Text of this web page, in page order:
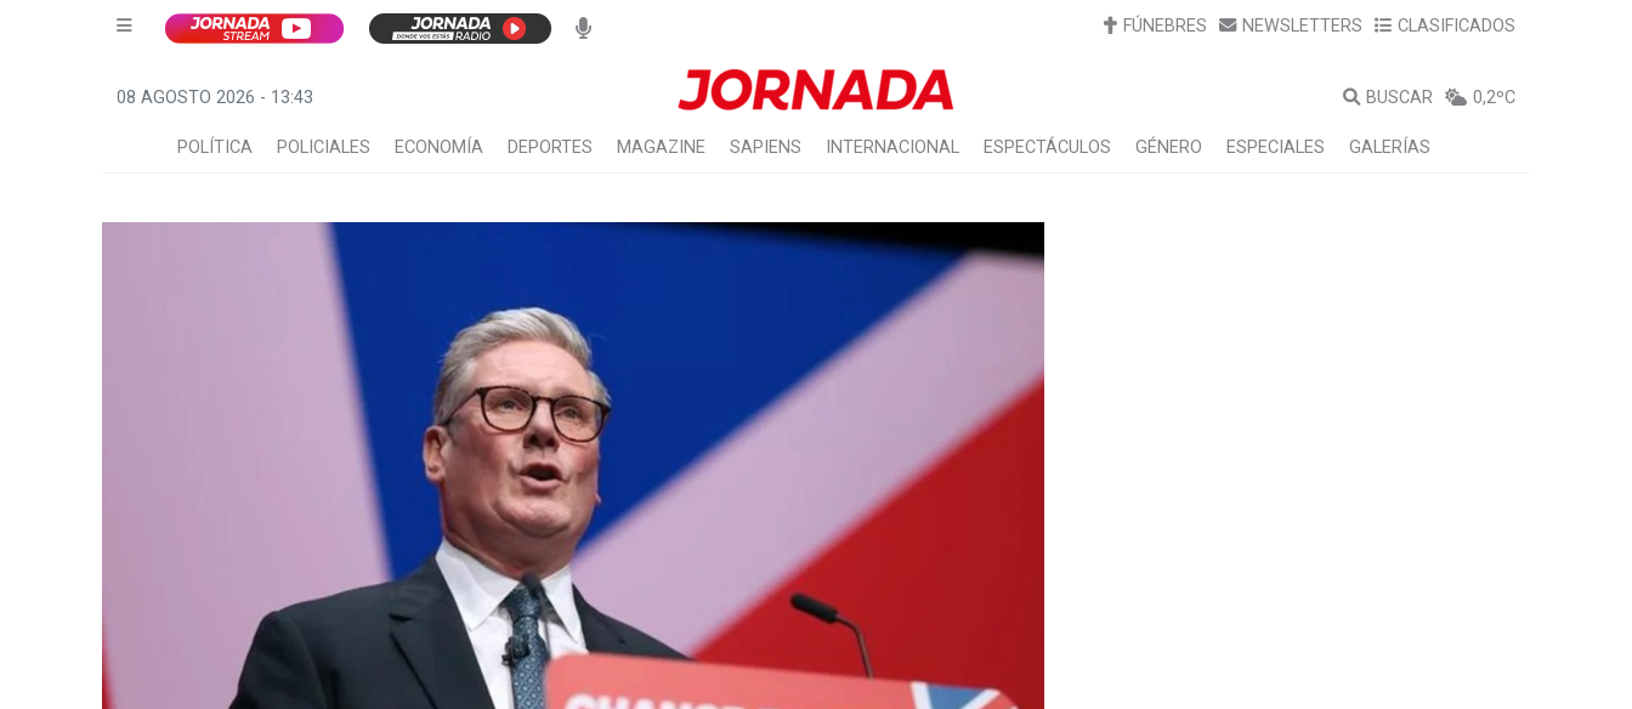
FÚNEBRES NEWSLETTERS CLASIFICADOS
08 AGOSTO 2026 - 13:43 BUSCAR 0,2ºC
POLÍTICA POLICIALES ECONOMÍA DEPORTES MAGAZINE SAPIENS INTERNACIONAL ESPECTÁCULOS GÉNERO ESPECIALES GALERÍAS